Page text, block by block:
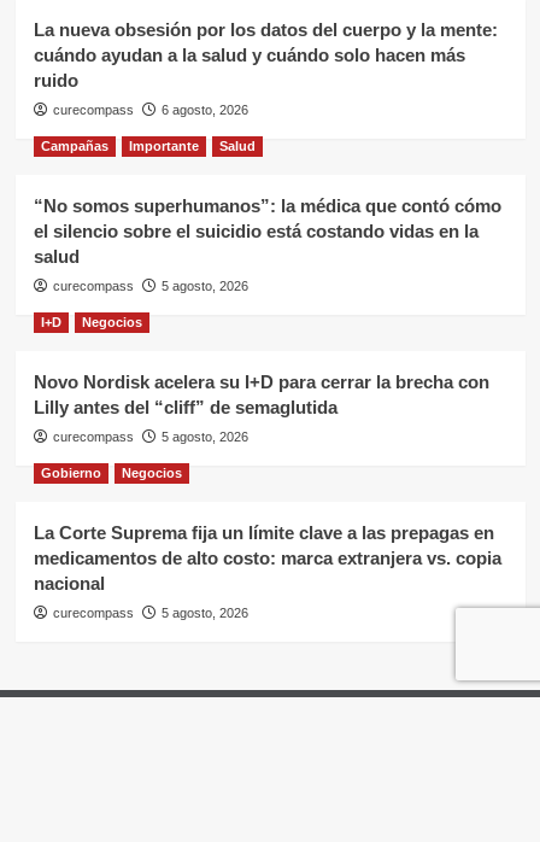
La nueva obsesión por los datos del cuerpo y la mente:
cuándo ayudan a la salud y cuándo solo hacen más
ruido
curecompass 6 agosto, 2026
Campañas Importante Salud
“No somos superhumanos”: la médica que contó cómo
el silencio sobre el suicidio está costando vidas en la
salud
curecompass 5 agosto, 2026
I+D Negocios
Novo Nordisk acelera su I+D para cerrar la brecha con
Lilly antes del “cliff” de semaglutida
curecompass 5 agosto, 2026
Gobierno Negocios
La Corte Suprema fija un límite clave a las prepagas en
medicamentos de alto costo: marca extranjera vs. copia
nacional
curecompass 5 agosto, 2026